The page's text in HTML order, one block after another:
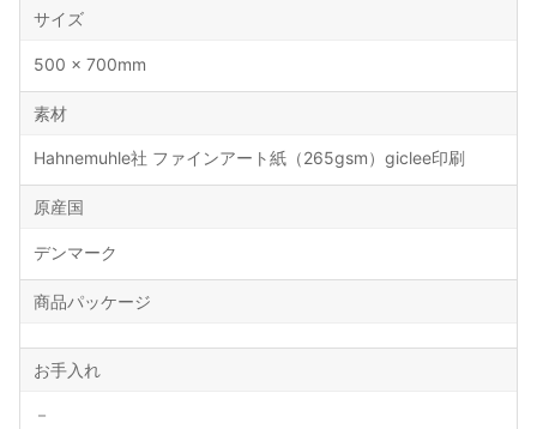
サイズ
500 × 700mm
素材
Hahnemuhle社 ファインアート紙（265gsm）giclee印刷
原産国
デンマーク
商品パッケージ
お手入れ
－